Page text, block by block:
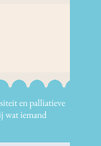
en palliatieve
wat iemand